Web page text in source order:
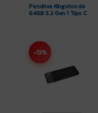
Pendrive Kingston de
64GB 3.2 Gen 1 Tipo C
-13%